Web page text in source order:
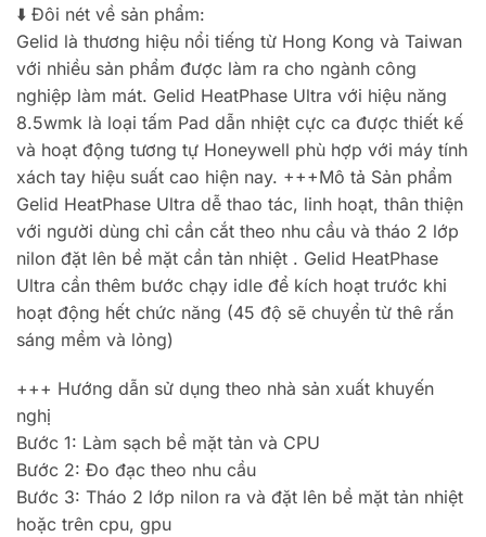
⬇️ Đôi nét về sản phẩm:
Gelid là thương hiệu nổi tiếng từ Hong Kong và Taiwan
với nhiều sản phẩm được làm ra cho ngành công
nghiệp làm mát. Gelid HeatPhase Ultra với hiệu năng
8.5wmk là loại tấm Pad dẫn nhiệt cực ca được thiết kế
và hoạt động tương tự Honeywell phù hợp với máy tính
xách tay hiệu suất cao hiện nay. +++Mô tả Sản phẩm
Gelid HeatPhase Ultra dễ thao tác, linh hoạt, thân thiện
với người dùng chỉ cần cắt theo nhu cầu và tháo 2 lớp
nilon đặt lên bề mặt cần tản nhiệt . Gelid HeatPhase
Ultra cần thêm bước chạy idle để kích hoạt trước khi
hoạt động hết chức năng (45 độ sẽ chuyển từ thê rắn
sáng mềm và lỏng)
+++ Hướng dẫn sử dụng theo nhà sản xuất khuyến
nghị
Bước 1: Làm sạch bề mặt tản và CPU
Bước 2: Đo đạc theo nhu cầu
Bước 3: Tháo 2 lớp nilon ra và đặt lên bề mặt tản nhiệt
hoặc trên cpu, gpu